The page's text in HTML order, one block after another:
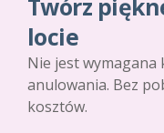
Twórz
locie
Nie jest
anulowania. Bez
kosztów.